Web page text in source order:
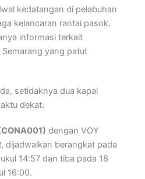
kedatangan di pelabuhan
kelancaran rantai pasok.
informasi terkait
yang patut
setidaknya dua kapal
dekat:
dengan VOY
dijadwalkan berangkat pada
14:57 dan tiba pada 18
16:00.